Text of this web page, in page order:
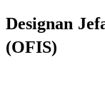
Designan
(OFIS)